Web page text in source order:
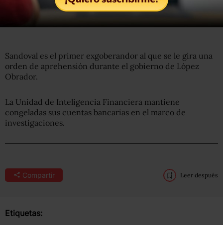
Sandoval es el primer exgoberandor al que se le gira una
orden de aprehensión durante el gobierno de López
Obrador.
La Unidad de Inteligencia Financiera mantiene
congeladas sus cuentas bancarias en el marco de
investigaciones.
Compartir Leer después
Etiquetas: